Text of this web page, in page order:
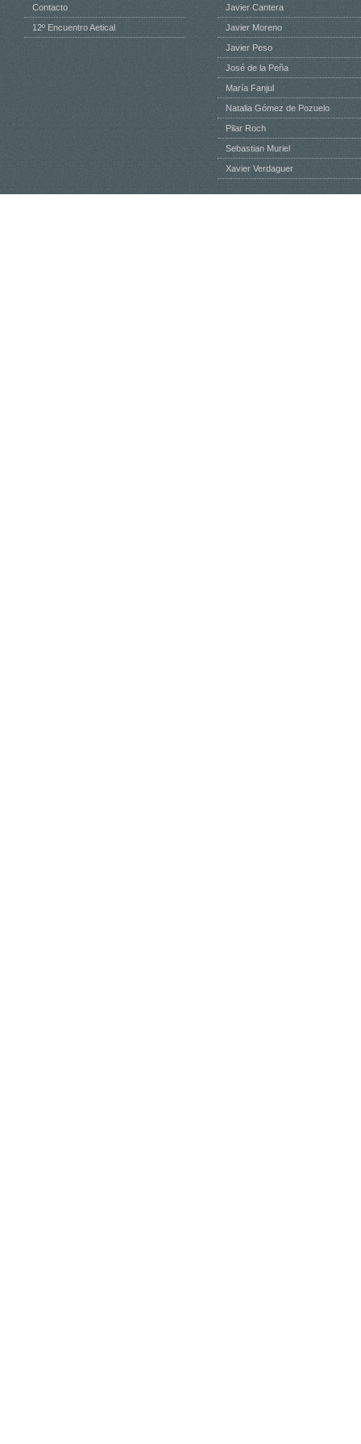
Contacto
12º Encuentro Aetical
Javier Cantera
Javier Moreno
Javier Peso
José de la Peña
María Fanjul
Natalia Gómez de Pozuelo
Pilar Roch
Sebastian Muriel
Xavier Verdaguer